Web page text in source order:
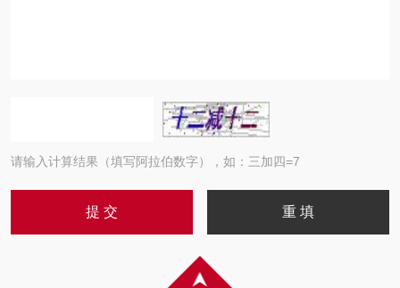
请输入计算结果（填写阿拉伯数字），如：三加四=7